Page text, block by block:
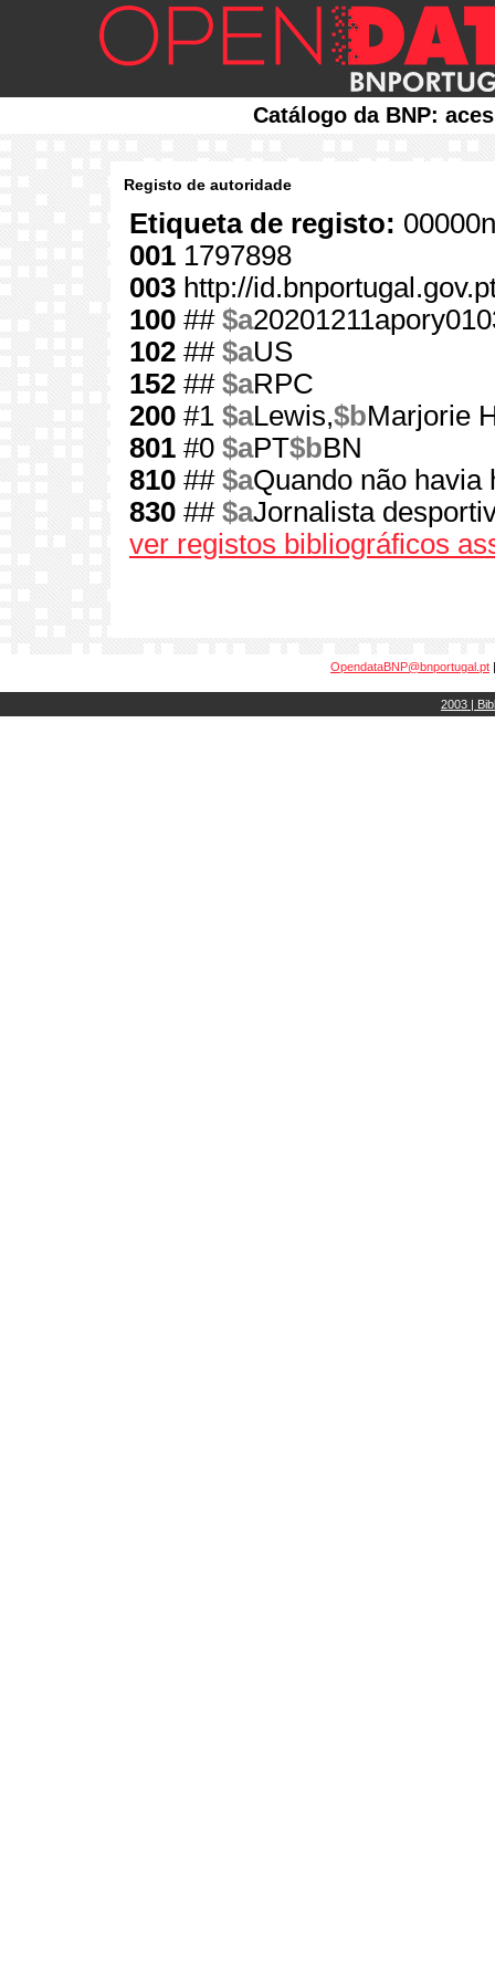
Catálogo da BNP:
Registo de autoridade
Etiqueta de registo:
001 1797898
003 http://
100 ## $a
102 ## $aUS
152 ## $aRPC
200 #1 $aLewis,$bMarjorie
801 #0 $aPT$bBN
810 ## $aQuando não havia
830 ## $aJornalista
ver registos bibliográficos
OpendataBNP@bnportugal.pt
2003 |